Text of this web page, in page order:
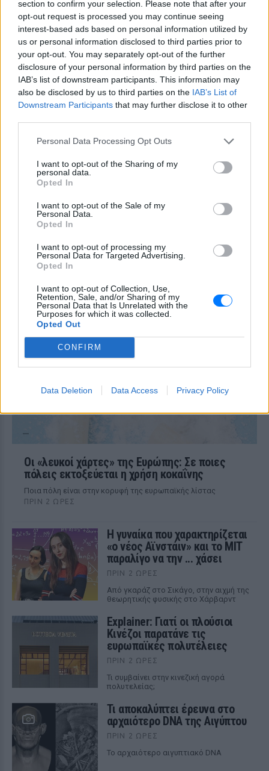
section to confirm your selection. Please note that after your
opt-out request is processed you may continue seeing
interest-based ads based on personal information utilized by
us or personal information disclosed to third parties prior to
your opt-out. You may separately opt-out of the further
disclosure of your personal information by third parties on the
IAB’s list of downstream participants. This information may
also be disclosed by us to third parties on the IAB’s List of
Downstream Participants that may further disclose it to other
Personal Data Processing Opt Outs
I want to opt-out of the Sharing of my
personal data.
Opted In
I want to opt-out of the Sale of my
Personal Data.
Opted In
I want to opt-out of processing my
Personal Data for Targeted Advertising.
Opted In
I want to opt-out of Collection, Use,
Retention, Sale, and/or Sharing of my
Personal Data that Is Unrelated with the
Purposes for which it was collected.
Opted Out
CONFIRM
Data Deletion Data Access Privacy Policy
ΔΕΙΤΕ ΕΠΙΣΗΣ
ΣΤΗΝ ΙΔΙΑ ΚΑΤΗΓΟΡΙΑ
Ο μοναδικός Αμερικανός
πρόεδρος που έχει παραιτηθεί
ΠΡΙΝ 2 ΏΡΕΣ
Η συγκάλυψη, οι ταινίες και το «Smoking
Το κατακόκκινο σπίτι που
μοιάζει να αιωρείται πάνω από
Ένα αρχιτεκτονικό θαύμα κρυμμένο
Το κόλπο τους αποκαλύφθηκε
λίγο πριν φύγουν από το νησί ‑
χειροπέδες στο αεροδρόμιο
ΠΡΙΝ 2 ΏΡΕΣ
Το «δωρεάν» ταξίδι που τελικά τους
Οι «λευκοί χάρτες» της Ευρώπης: Σε ποιες
πόλεις εκτοξεύεται η χρήση κοκαΐνης
Ποια πόλη είναι στην κορυφή της ευρωπαϊκής λίστας
ΠΡΙΝ 2 ΏΡΕΣ
Η γυναίκα που χαρακτηρίζεται
«ο νέος Αϊνστάιν» και το MIT
παραλίγο να την ... χάσει
ΠΡΙΝ 2 ΏΡΕΣ
Από γκαράζ στο Σικάγο, στην αιχμή της
θεωρητικής φυσικής στο Χάρβαρντ
Explainer: Γιατί οι πλούσιοι
Κινέζοι παρατάνε τις
ευρωπαϊκές πολυτέλειες
ΠΡΙΝ 2 ΏΡΕΣ
Τι συμβαίνει στην κινεζική αγορά
πολυτελείας;
Τι αποκαλύπτει έρευνα στο
αρχαιότερο DNA της Αιγύπτου
ΠΡΙΝ 2 ΏΡΕΣ
Το αρχαιότερο αιγυπτιακό DNA